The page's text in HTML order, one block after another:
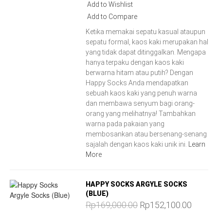
Add to Wishlist
Add to Compare
Ketika memakai sepatu kasual ataupun
sepatu formal, kaos kaki merupakan hal
yang tidak dapat ditinggalkan. Mengapa
hanya terpaku dengan kaos kaki
berwarna hitam atau putih? Dengan
Happy Socks Anda mendapatkan
sebuah kaos kaki yang penuh warna
dan membawa senyum bagi orang-
orang yang melihatnya! Tambahkan
warna pada pakaian yang
membosankan atau bersenang-senang
sajalah dengan kaos kaki unik ini. Learn
More
HAPPY SOCKS ARGYLE SOCKS
(BLUE)
Rp169,000.00 Rp152,100.00